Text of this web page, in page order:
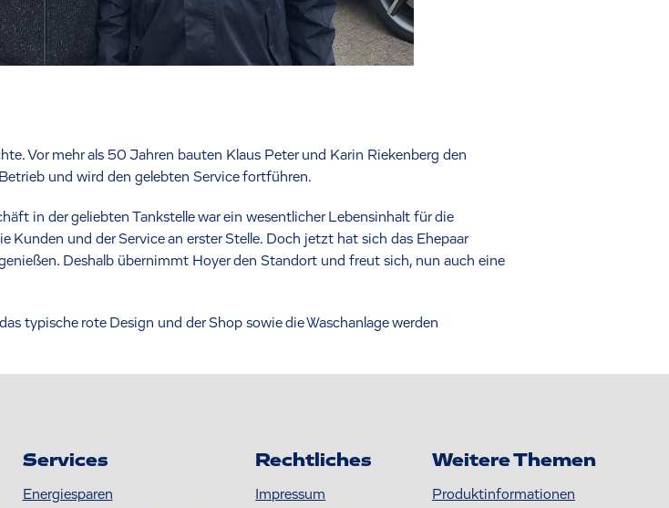
Vor mehr als 50 Jahren bauten Klaus Peter und Karin Riekenberg den
und wird den gelebten Service fortführen.
in der geliebten Tankstelle war ein wesentlicher Lebensinhalt für die
Kunden und der Service an erster Stelle. Doch jetzt hat sich das Ehepaar
Deshalb übernimmt Hoyer den Standort und freut sich, nun auch eine
typische rote Design und der Shop sowie die Waschanlage werden
Services
Energiesparen
Rechtliches
Impressum
Weitere Themen
Produktinformationen